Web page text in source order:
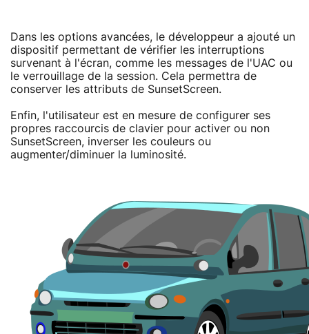
Dans les options avancées, le développeur a ajouté un
dispositif permettant de vérifier les interruptions
survenant à l'écran, comme les messages de l'UAC ou
le verrouillage de la session. Cela permettra de
conserver les attributs de SunsetScreen.
Enfin, l'utilisateur est en mesure de configurer ses
propres raccourcis de clavier pour activer ou non
SunsetScreen, inverser les couleurs ou
augmenter/diminuer la luminosité.